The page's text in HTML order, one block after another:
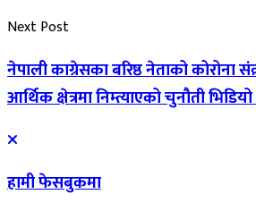
Next Post
नेपाली काग्रेसका बरिष्ठ नेताको
आर्थिक क्षेत्रमा निम्त्याएको चुनौती
हामी फेसबुकमा